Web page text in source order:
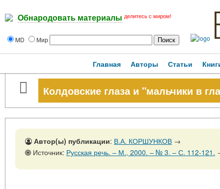
Обнародовать материалы делитесь с миром!
MD Мир
Главная Авторы Статьи
Колдовские глаза и "мальчики в
Автор(ы) публикации: В.А. КОРШУНКОВ →
Источник: Русская речь. – М., 2000. – № 3. – С. 112-121.